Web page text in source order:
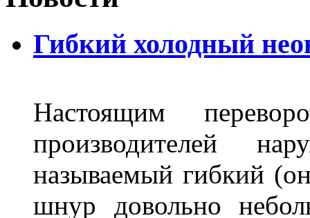
Гибкий холодный
Настоящим
производителей
называемый гибкий
шнур довольно